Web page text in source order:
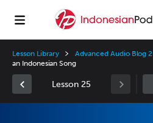
Lesson Library Advanced Audio Blog 2
an Indonesian Song
Lesson 25